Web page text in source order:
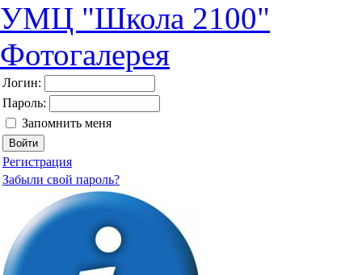
УМЦ "Школа 2100"
Фотогалерея
Логин:
Пароль:
Запомнить меня
Регистрация
Забыли свой пароль?